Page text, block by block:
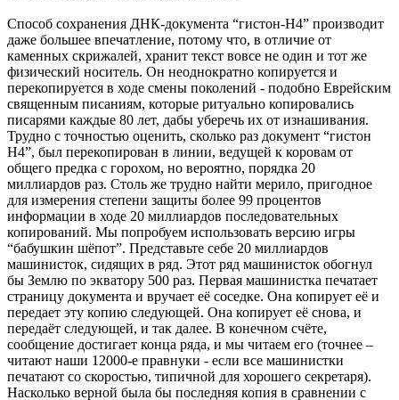
Способ сохранения ДНК-документа “гистон-H4” производит
даже большее впечатление, потому что, в отличие от
каменных скрижалей, хранит текст вовсе не один и тот же
физический носитель. Он неоднократно копируется и
перекопируется в ходе смены поколений - подобно Еврейским
священным писаниям, которые ритуально копировались
писарями каждые 80 лет, дабы уберечь их от изнашивания.
Трудно с точностью оценить, сколько раз документ “гистон
H4”, был перекопирован в линии, ведущей к коровам от
общего предка с горохом, но вероятно, порядка 20
миллиардов раз. Столь же трудно найти мерило, пригодное
для измерения степени защиты более 99 процентов
информации в ходе 20 миллиардов последовательных
копирований. Мы попробуем использовать версию игры
“бабушкин шёпот”. Представьте себе 20 миллиардов
машинисток, сидящих в ряд. Этот ряд машинисток обогнул
бы Землю по экватору 500 раз. Первая машинистка печатает
страницу документа и вручает её соседке. Она копирует её и
передает эту копию следующей. Она копирует её снова, и
передаёт следующей, и так далее. В конечном счёте,
сообщение достигает конца ряда, и мы читаем его (точнее –
читают наши 12000-е правнуки - если все машинистки
печатают со скоростью, типичной для хорошего секретаря).
Насколько верной была бы последняя копия в сравнении с